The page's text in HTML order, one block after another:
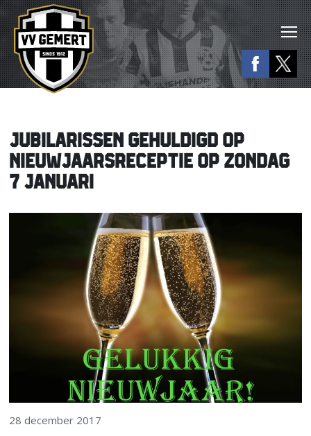
JUBILARISSEN GEHULDIGD OP
NIEUWJAARSRECEPTIE OP ZONDAG
7 JANUARI
28 december 2017